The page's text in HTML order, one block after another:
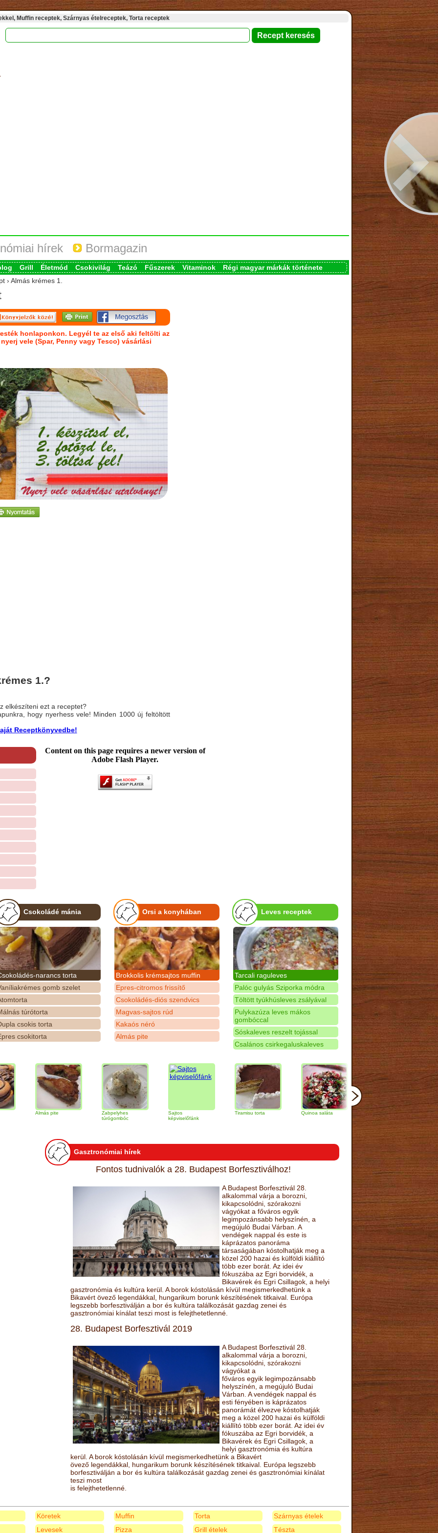
Muffin receptek, Szárnyas ételreceptek, Torta receptek
hírek Bormagazin
Grill Életmód Csokivilág Teázó Fűszerek Vitaminok
Régi magyar márkák története
› Almás krémes 1.
honlaponkon. Legyél te az első aki feltölti az
vele (Spar, Penny vagy Tesco) vásárlási
1.?
elkészíteni ezt a receptet?
hogy nyerhess vele! Minden 1000 új feltöltött
Receptkönyvedbe!
Content on this page requires a newer version of
Adobe Flash Player.
Csokoládé mánia
narancs torta
gomb szelet
túrótorta
csokis torta
csokitorta
Orsi a konyhában
Brokkolis krémsajtos muffin
Epres-citromos frissítő
Csokoládés-diós szendvics
Magvas-sajtos rúd
Kakaós néró
Almás pite
Leves receptek
Tarcali raguleves
Palóc gulyás Sziporka módra
Töltött tyúkhúsleves zsályával
Pulykazúza leves mákos
gombóccal
Sóskaleves reszelt tojással
Csalános csirkegaluskaleves
Zabpelyhes
túrógombóc
képviselőfánk
Tiramisu torta Quinoa saláta Mandulás kifli
Csokoládés-
narancs
Gasztronómiai hírek
Fontos tudnivalók a 28. Budapest Borfesztiválhoz!
A Budapest Borfesztivál 28.
alkalommal várja a borozni,
kikapcsolódni, szórakozni
vágyókat a főváros egyik
legimpozánsabb helyszínén, a
megújuló Budai Várban. A
vendégek nappal és este is
káprázatos panoráma
társaságában kóstolhatják meg a
közel 200 hazai és külföldi kiállító
több ezer borát. Az idei év
fókuszába az Egri borvidék, a
Bikavérek és Egri Csillagok, a helyi
gasztronómia és kultúra kerül. A borok kóstolásán kívül megismerkedhetünk a
Bikavért övező legendákkal, hungarikum borunk készítésének titkaival. Európa
legszebb borfesztiválján a bor és kultúra találkozását gazdag zenei és
gasztronómiai kínálat teszi most is felejthetetlenné.
28. Budapest Borfesztivál 2019
A Budapest Borfesztivál 28.
alkalommal várja a borozni,
kikapcsolódni, szórakozni
vágyókat a
főváros egyik legimpozánsabb
helyszínén, a megújuló Budai
Várban. A vendégek nappal és
esti fényében is káprázatos
panorámát élvezve kóstolhatják
meg a közel 200 hazai és külföldi
kiállító több ezer borát. Az idei év
fókuszába az Egri borvidék, a
Bikavérek és Egri Csillagok, a
helyi gasztronómia és kultúra
kerül. A borok kóstolásán kívül megismerkedhetünk a Bikavért
övező legendákkal, hungarikum borunk készítésének titkaival. Európa legszebb
borfesztiválján a bor és kultúra találkozását gazdag zenei és gasztronómiai kínálat
teszi most
is felejthetetlenné.
Köretek
Levesek
Muffin
Pizza
Torta
Grill ételek
Szárnyas ételek
Tészta